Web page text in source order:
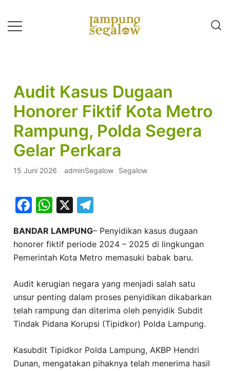
ke
konten
Audit Kasus Dugaan
Honorer Fiktif Kota Metro
Rampung, Polda Segera
Gelar Perkara
15 Juni 2026 adminSegalow Segalow
Facebook
WhatsApp
X
BANDAR LAMPUNG– Penyidikan kasus dugaan
honorer fiktif periode 2024 – 2025 di lingkungan
Pemerintah Kota Metro memasuki babak baru.
Audit kerugian negara yang menjadi salah satu
unsur penting dalam proses penyidikan dikabarkan
telah rampung dan diterima oleh penyidik Subdit
Tindak Pidana Korupsi (Tipidkor) Polda Lampung.
Kasubdit Tipidkor Polda Lampung, AKBP Hendri
Dunan, mengatakan pihaknya telah menerima hasil